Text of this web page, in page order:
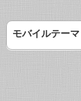
モバイルテーマ